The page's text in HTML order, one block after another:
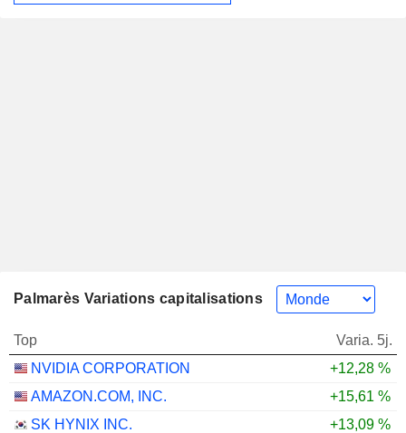
Palmarès Variations capitalisations
Top
Varia. 5j.
NVIDIA CORPORATION
+12,28 %
AMAZON.COM, INC.
+15,61 %
SK HYNIX INC.
+13,09 %